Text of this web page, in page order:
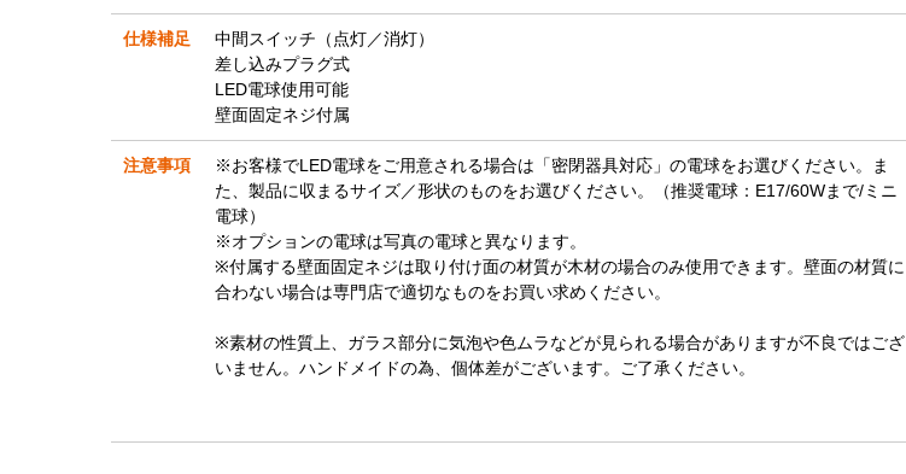
仕様補足
中間スイッチ（点灯／消灯）
差し込みプラグ式
LED電球使用可能
壁面固定ネジ付属
注意事項
※お客様でLED電球をご用意される場合は「密閉器具対応」の電球をお選びください。ま
た、製品に収まるサイズ／形状のものをお選びください。（推奨電球：E17/60Wまで/ミニ
電球）
※オプションの電球は写真の電球と異なります。
※付属する壁面固定ネジは取り付け面の材質が木材の場合のみ使用できます。壁面の材質に
合わない場合は専門店で適切なものをお買い求めください。
※素材の性質上、ガラス部分に気泡や色ムラなどが見られる場合がありますが不良ではござ
いません。ハンドメイドの為、個体差がございます。ご了承ください。